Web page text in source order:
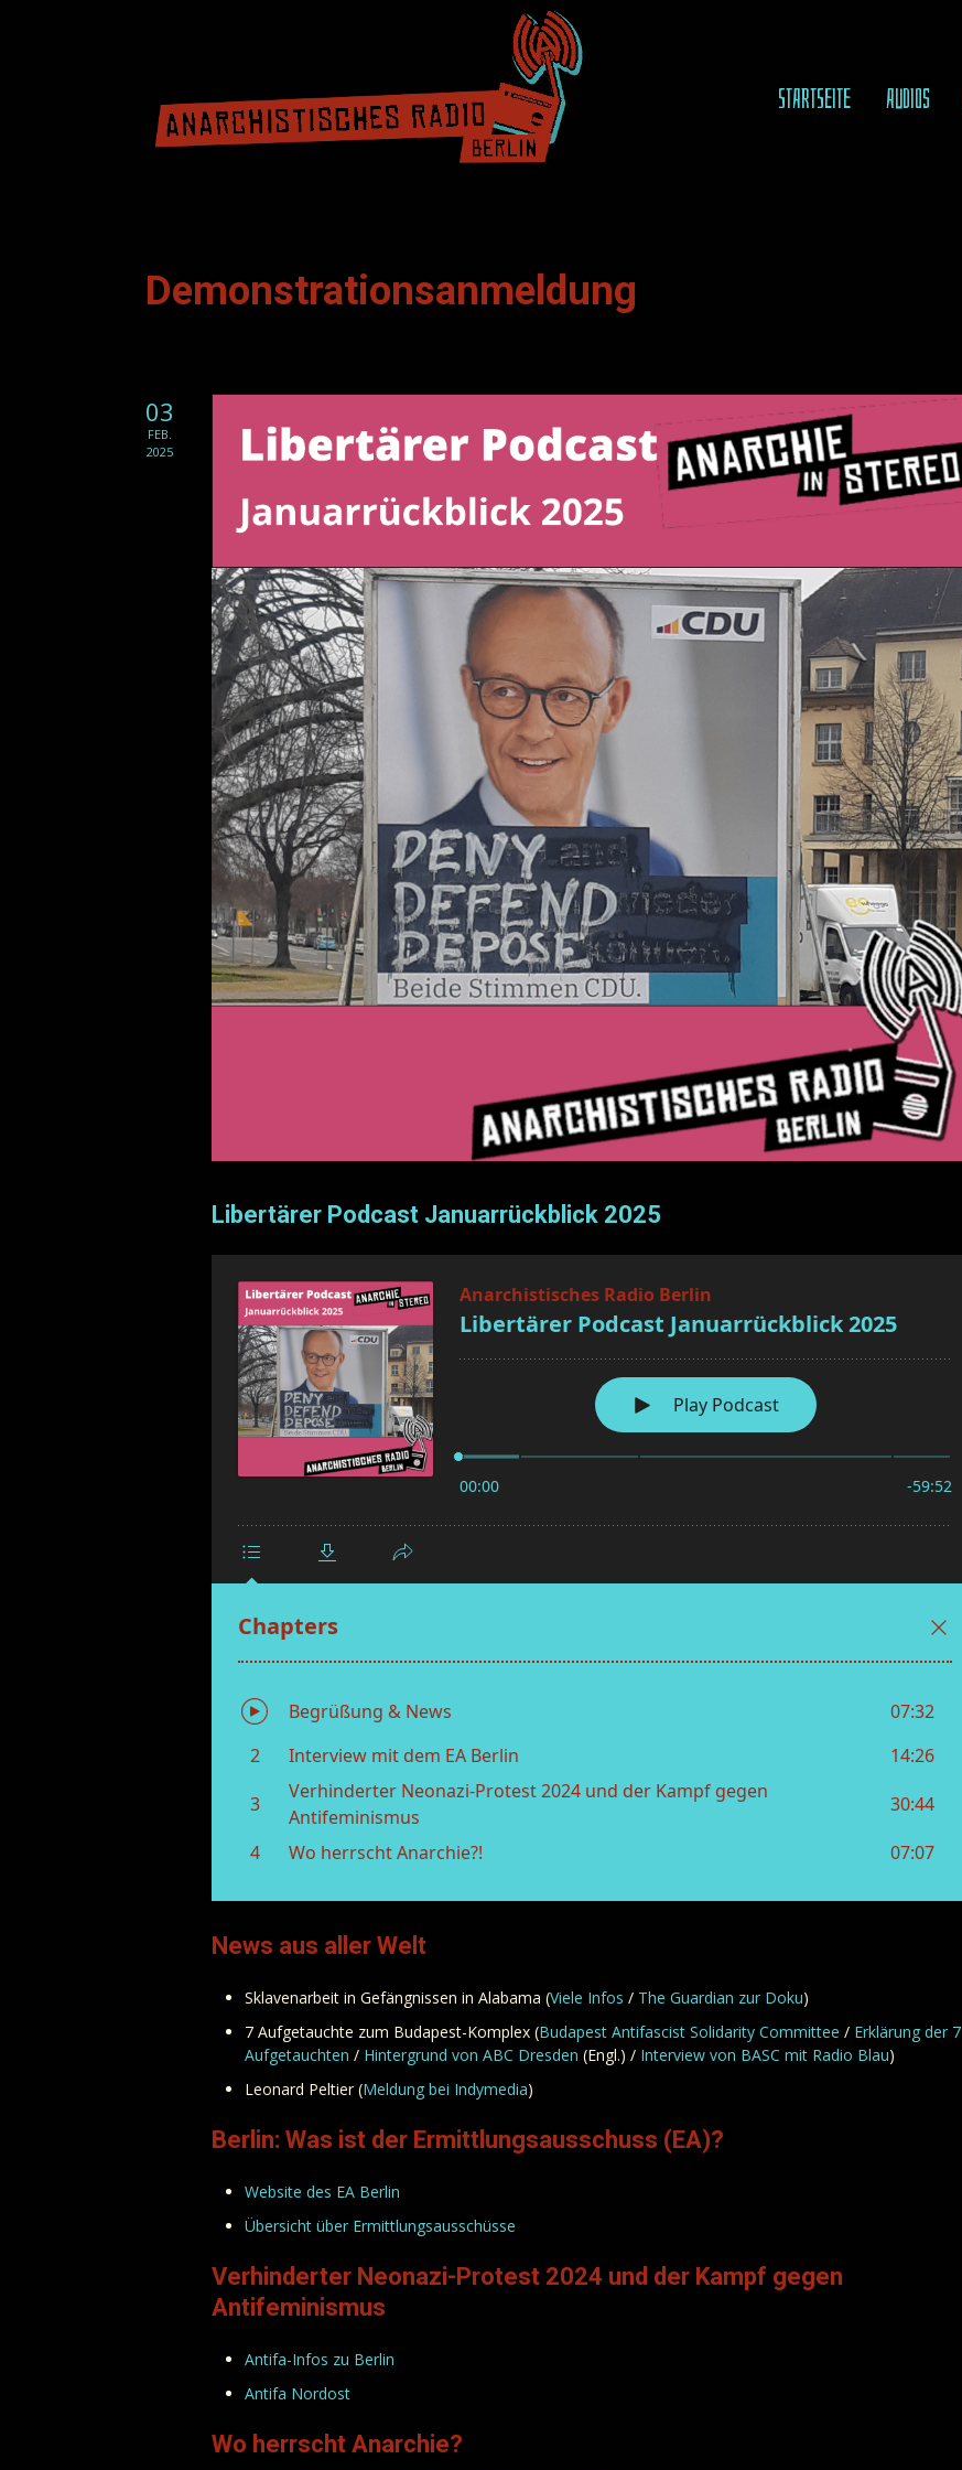
STARTSEITE AUDIOS
Demonstrationsanmeldung
03
FEB.
2025
Libertärer Podcast Januarrückblick 2025
News aus aller Welt
Sklavenarbeit in Gefängnissen in Alabama (Viele Infos / The Guardian zur Doku)
7 Aufgetauchte zum Budapest-Komplex (Budapest Antifascist Solidarity Committee / Erklärung der 7
Aufgetauchten / Hintergrund von ABC Dresden (Engl.) / Interview von BASC mit Radio Blau)
Leonard Peltier (Meldung bei Indymedia)
Berlin: Was ist der Ermittlungsausschuss (EA)?
Website des EA Berlin
Übersicht über Ermittlungsausschüsse
Verhinderter Neonazi-Protest 2024 und der Kampf gegen
Antifeminismus
Antifa-Infos zu Berlin
Antifa Nordost
Wo herrscht Anarchie?